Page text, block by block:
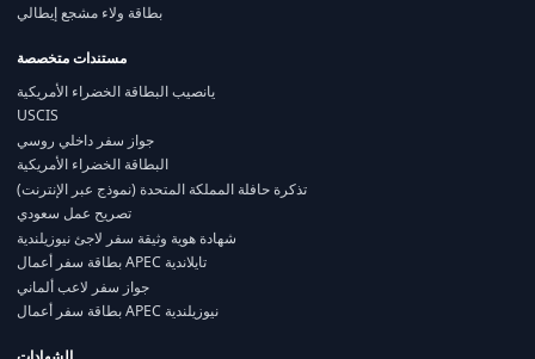
بطاقة ولاء مشجع إيطالي
مستندات متخصصة
يانصيب البطاقة الخضراء الأمريكية
USCIS
جواز سفر داخلي روسي
البطاقة الخضراء الأمريكية
تذكرة حافلة المملكة المتحدة (نموذج عبر الإنترنت)
تصريح عمل سعودي
شهادة هوية وثيقة سفر لاجئ نيوزيلندية
بطاقة سفر أعمال APEC تايلاندية
جواز سفر لاعب ألماني
بطاقة سفر أعمال APEC نيوزيلندية